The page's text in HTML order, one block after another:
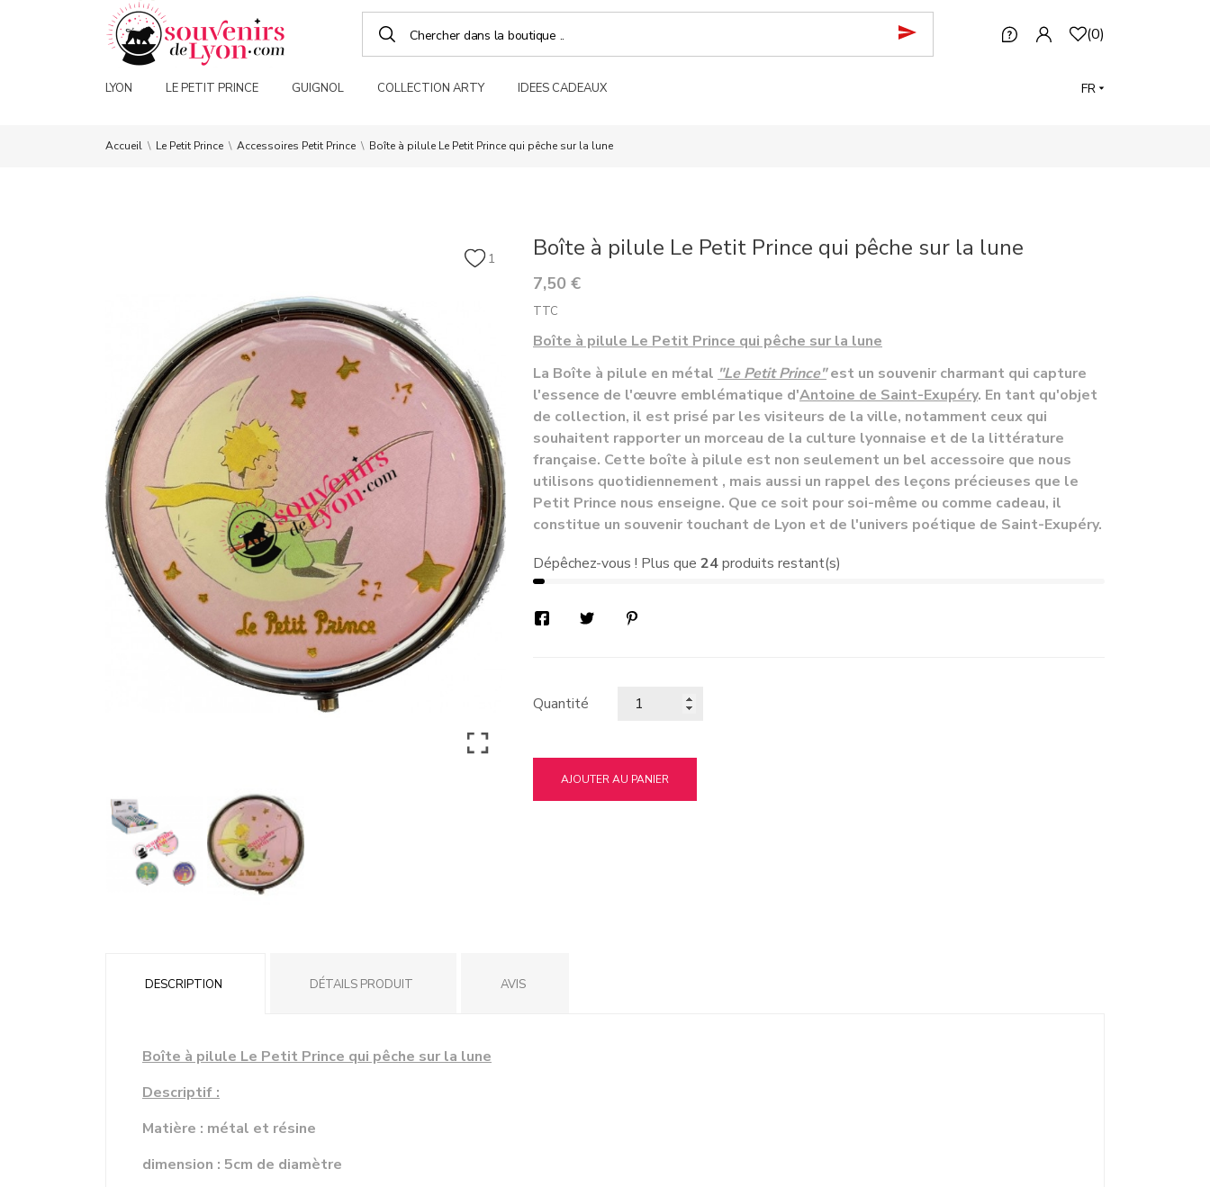
(0)
LYON LE PETIT PRINCE GUIGNOL COLLECTION ARTY IDEES CADEAUX FR
Accueil Le Petit Prince Accessoires Petit Prince Boîte à pilule Le Petit Prince qui pêche sur la lune
1 Boîte à pilule Le Petit Prince qui pêche sur la lune
7,50 €
TTC
Boîte à pilule Le Petit Prince qui pêche sur la lune
La Boîte à pilule en métal "Le Petit Prince"est un souvenir charmant qui capture
l'essence de l'œuvre emblématique d'Antoine de Saint-Exupéry. En tant qu'objet
de collection, il est prisé par les visiteurs de la ville, notamment ceux qui
souhaitent rapporter un morceau de la culture lyonnaise et de la littérature
française. Cette boîte à pilule est non seulement un bel accessoire que nous
utilisons quotidiennement , mais aussi un rappel des leçons précieuses que le
Petit Prince nous enseigne. Que ce soit pour soi-même ou comme cadeau, il
constitue un souvenir touchant de Lyon et de l'univers poétique de Saint-Exupéry.
Dépêchez-vous ! Plus que 24produits restant(s)
Quantité
AJOUTER AU PANIER
DESCRIPTION DÉTAILS PRODUIT AVIS
Boîte à pilule Le Petit Prince qui pêche sur la lune
Descriptif :
Matière : métal et résine
dimension : 5cm de diamètre